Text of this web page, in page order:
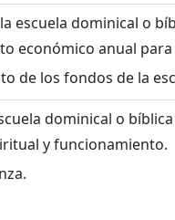
escuela dominical o
económico anual
de los fondos de la
dominical o
y funcionamiento.